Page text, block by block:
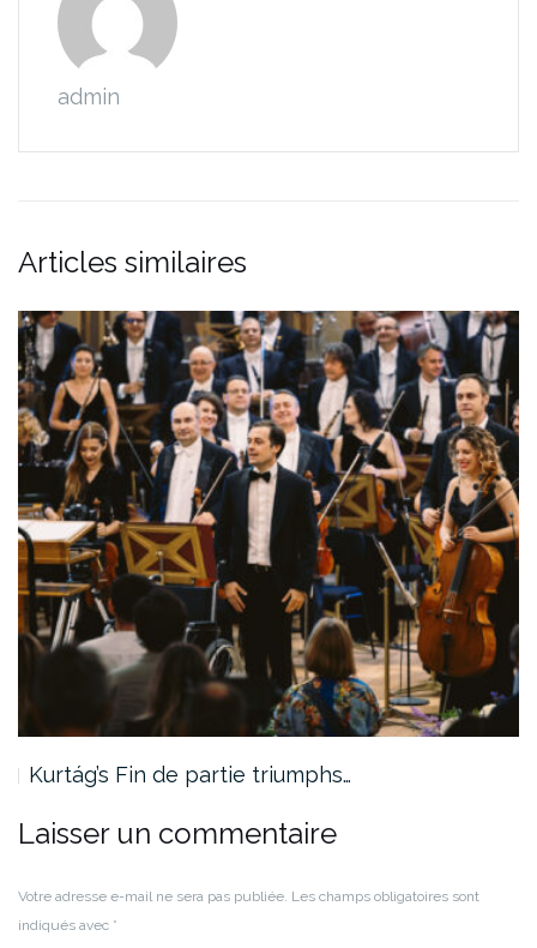
admin
Articles similaires
Kurtág’s Fin de partie triumphs…
Laisser un commentaire
Votre adresse e-mail ne sera pas publiée. Les champs obligatoires sont
indiqués avec *